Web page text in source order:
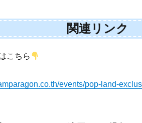
関連リンク
こちら
events/pop-land-